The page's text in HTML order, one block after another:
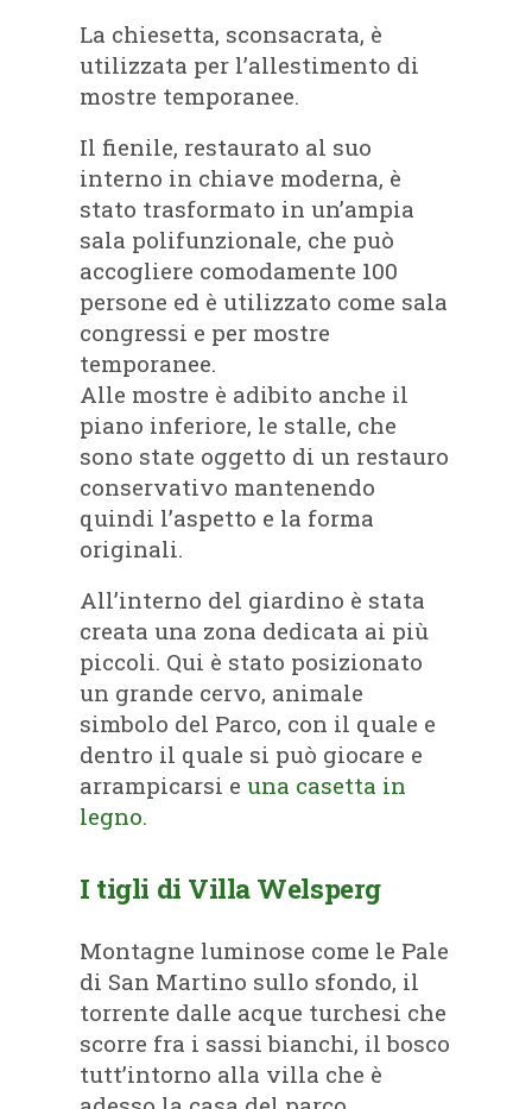
La chiesetta, sconsacrata, è
utilizzata per l’allestimento di
mostre temporanee.
Il fienile, restaurato al suo
interno in chiave moderna, è
stato trasformato in un’ampia
sala polifunzionale, che può
accogliere comodamente 100
persone ed è utilizzato come sala
congressi e per mostre
temporanee.
Alle mostre è adibito anche il
piano inferiore, le stalle, che
sono state oggetto di un restauro
conservativo mantenendo
quindi l’aspetto e la forma
originali.
All’interno del giardino è stata
creata una zona dedicata ai più
piccoli. Qui è stato posizionato
un grande cervo, animale
simbolo del Parco, con il quale e
dentro il quale si può giocare e
arrampicarsi euna casetta in
legno.
I tigli di Villa Welsperg
Montagne luminose come le Pale
di San Martino sullo sfondo, il
torrente dalle acque turchesi che
scorre fra i sassi bianchi, il bosco
tutt’intorno alla villa che è